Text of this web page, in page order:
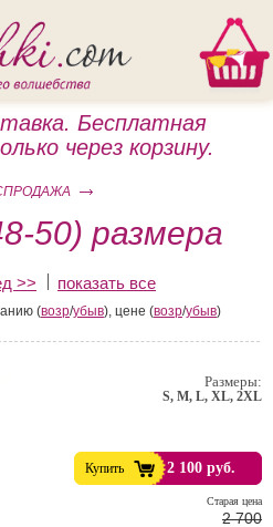
Бесплатная
через корзину.
50) размера
>> показать все
(возр/убыв), цене (возр/убыв)
Размеры:
S, M, L, XL, 2XL
Купить 2 100 руб.
Cтарая цена
2 700